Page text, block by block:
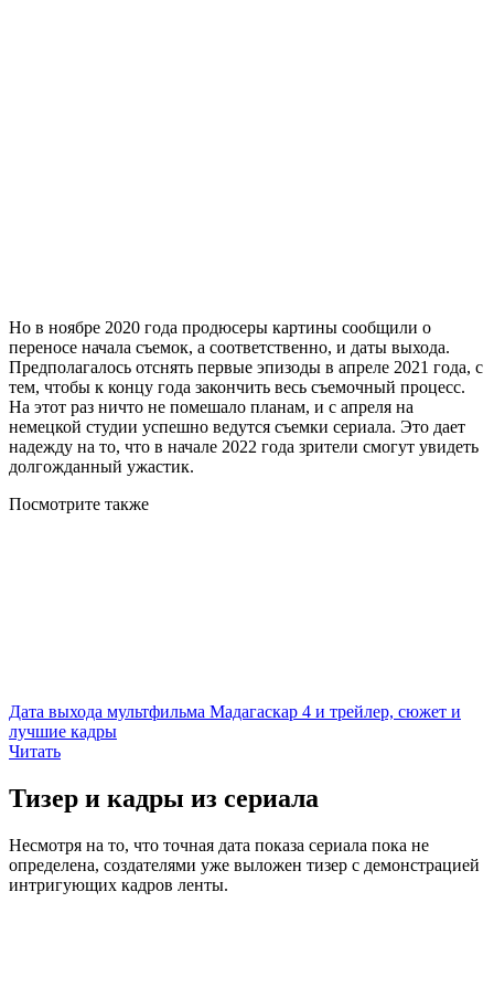
Но в ноябре 2020 года продюсеры картины сообщили о
переносе начала съемок, а соответственно, и даты выхода.
Предполагалось отснять первые эпизоды в апреле 2021 года, с
тем, чтобы к концу года закончить весь съемочный процесс.
На этот раз ничто не помешало планам, и с апреля на
немецкой студии успешно ведутся съемки сериала. Это дает
надежду на то, что в начале 2022 года зрители смогут увидеть
долгожданный ужастик.
Посмотрите также
Дата выхода мультфильма Мадагаскар 4 и трейлер, сюжет и
лучшие кадры
Читать
Тизер и кадры из сериала
Несмотря на то, что точная дата показа сериала пока не
определена, создателями уже выложен тизер с демонстрацией
интригующих кадров ленты.